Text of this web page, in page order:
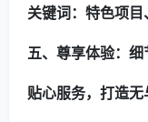
关键词：特色项
五、尊享体验：
贴心服务，打造